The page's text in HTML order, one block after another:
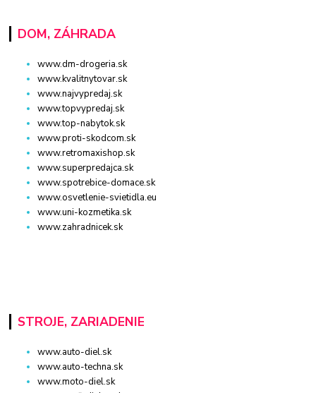
DOM, ZÁHRADA
www.dm-drogeria.sk
www.kvalitnytovar.sk
www.najvypredaj.sk
www.topvypredaj.sk
www.top-nabytok.sk
www.proti-skodcom.sk
www.retromaxishop.sk
www.superpredajca.sk
www.spotrebice-domace.sk
www.osvetlenie-svietidla.eu
www.uni-kozmetika.sk
www.zahradnicek.sk
STROJE, ZARIADENIE
www.auto-diel.sk
www.auto-techna.sk
www.moto-diel.sk